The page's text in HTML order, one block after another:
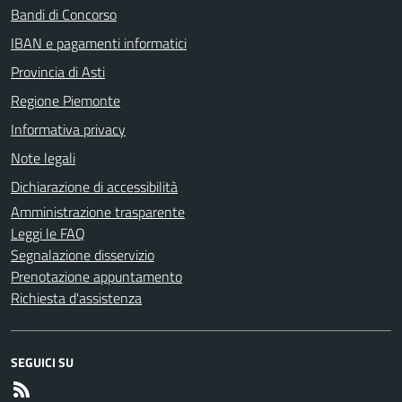
Bandi di Concorso
IBAN e pagamenti informatici
Provincia di Asti
Regione Piemonte
Informativa privacy
Note legali
Dichiarazione di accessibilità
Amministrazione trasparente
Leggi le FAQ
Segnalazione disservizio
Prenotazione appuntamento
Richiesta d'assistenza
SEGUICI SU